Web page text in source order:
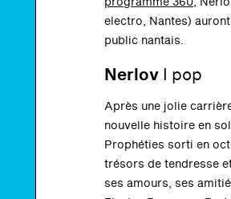
electro, Nantes)
public nantais.
Nerlov I pop
Après une jolie
nouvelle histoire en
Prophéties sorti en
trésors de tendresse
ses amours, ses